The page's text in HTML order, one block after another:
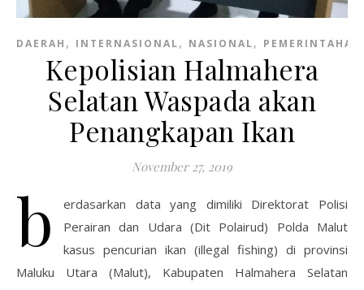
DAERAH , INTERNASIONAL, NASIONAL, PEMERINTAHAN
Kepolisian Halmahera
Selatan Waspada akan
Penangkapan Ikan
November 27, 2019
b
erdasarkan data yang dimiliki Direktorat Polisi
Perairan dan Udara (Dit Polairud) Polda Malut
kasus pencurian ikan (illegal fishing) di provinsi
Maluku Utara (Malut), Kabupaten Halmahera Selatan